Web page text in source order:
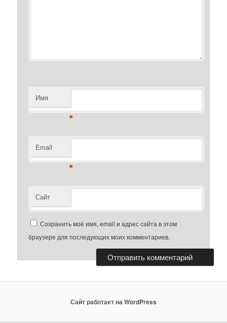
Имя
*
Email
*
Сайт
Сохранить моё имя, email и адрес сайта в этом
браузере для последующих моих комментариев.
Сайт работает на WordPress